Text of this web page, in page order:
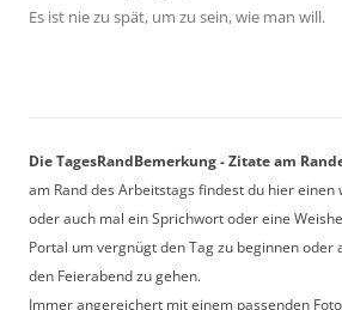
Es ist nie zu spät, um zu sein, wie man will.
Die TagesRandBemerkung - Zitate am
am Rand des Arbeitstags findest du hier einen
oder auch mal ein Sprichwort oder eine
Portal um vergnügt den Tag zu beginnen oder
den Feierabend zu gehen.
Immer angereichert mit einem passenden